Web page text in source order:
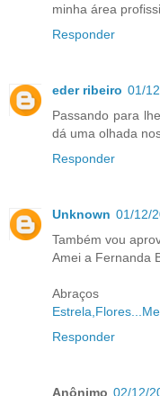
minha área
Responder
eder ribeiro 01/
Passando para
dá uma olhada
Responder
Unknown 01/12/
Também vou
Amei a Fernanda
Abraços
Responder
Anônimo 02/12/